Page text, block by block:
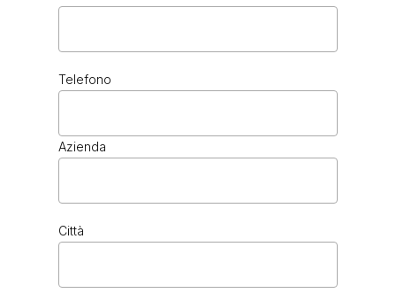
Telefono
Azienda
Città